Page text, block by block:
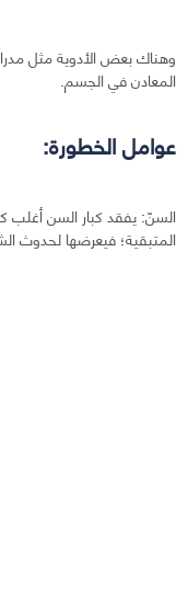
وهناك بعض الأدوية مثل
المعادن في الجسم.
عوامل الخطورة:
السنّ: يفقد كبار السن أغلب
المتبقية؛ فيعرضها لحدوث